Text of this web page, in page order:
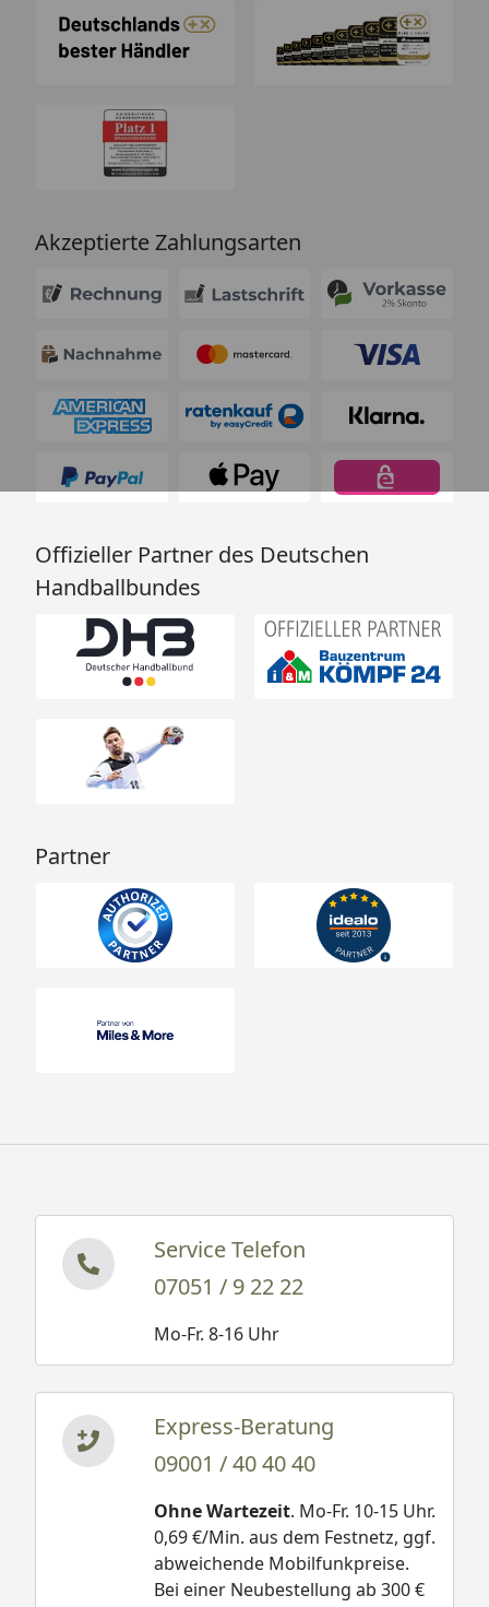
Akzeptierte Zahlungsarten
Offizieller Partner des Deutschen
Handballbundes
Partner
Service Telefon
07051 / 9 22 22
Mo-Fr. 8-16 Uhr
Express-Beratung
09001 / 40 40 40
Ohne Wartezeit. Mo-Fr. 10-15 Uhr.
0,69 €/Min. aus dem Festnetz, ggf.
abweichende Mobilfunkpreise.
Bei einer Neubestellung ab 300 €